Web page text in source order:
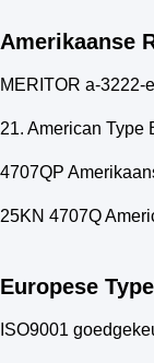
Amerikaanse
MERITOR a-3222-
21. American Type
4707QP
25KN 4707Q
Europese
ISO9001